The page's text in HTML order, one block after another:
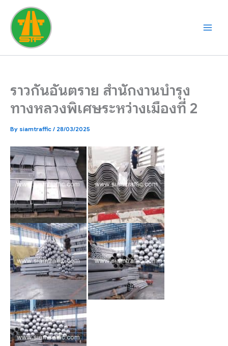
content
ราวกันอันตราย สำนักงานบำรุง
ทางหลวงพิเศษระหว่างเมืองที่ 2
By siamtraffic / 28/03/2025